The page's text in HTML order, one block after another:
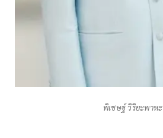
พิเชษฐ์ วิริยะพาหะ